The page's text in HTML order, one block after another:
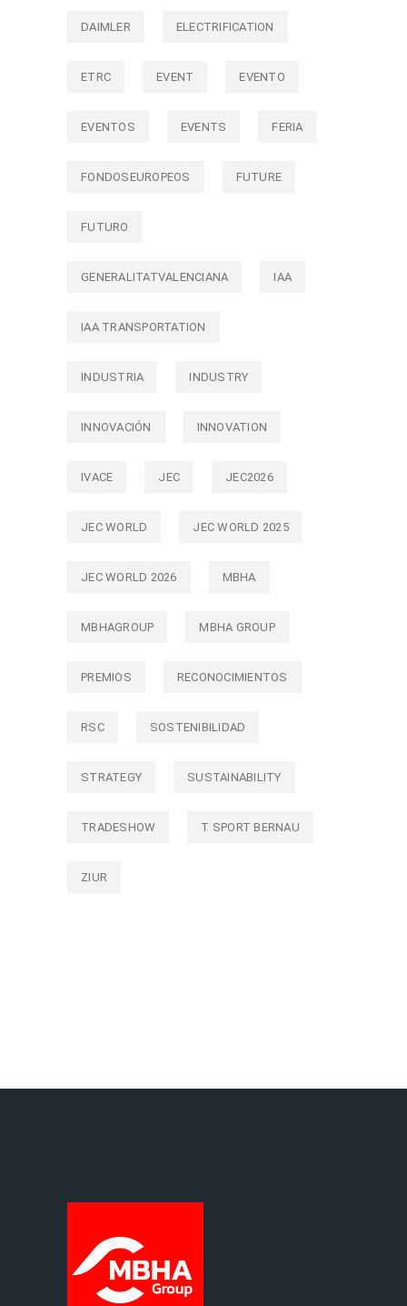
DAIMLER ELECTRIFICATION
ETRC EVENT EVENTO
EVENTOS EVENTS FERIA
FONDOSEUROPEOS FUTURE
FUTURO
GENERALITATVALENCIANA IAA
IAA TRANSPORTATION
INDUSTRIA INDUSTRY
INNOVACIÓN INNOVATION
IVACE JEC JEC2026
JEC WORLD JEC WORLD 2025
JEC WORLD 2026 MBHA
MBHAGROUP MBHA GROUP
PREMIOS RECONOCIMIENTOS
RSC SOSTENIBILIDAD
STRATEGY SUSTAINABILITY
TRADESHOW T SPORT BERNAU
ZIUR